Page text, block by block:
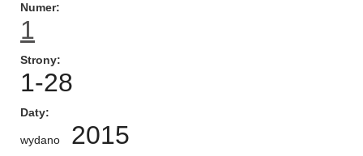
Numer
1
Strony
1-28
Daty
wydano 2015